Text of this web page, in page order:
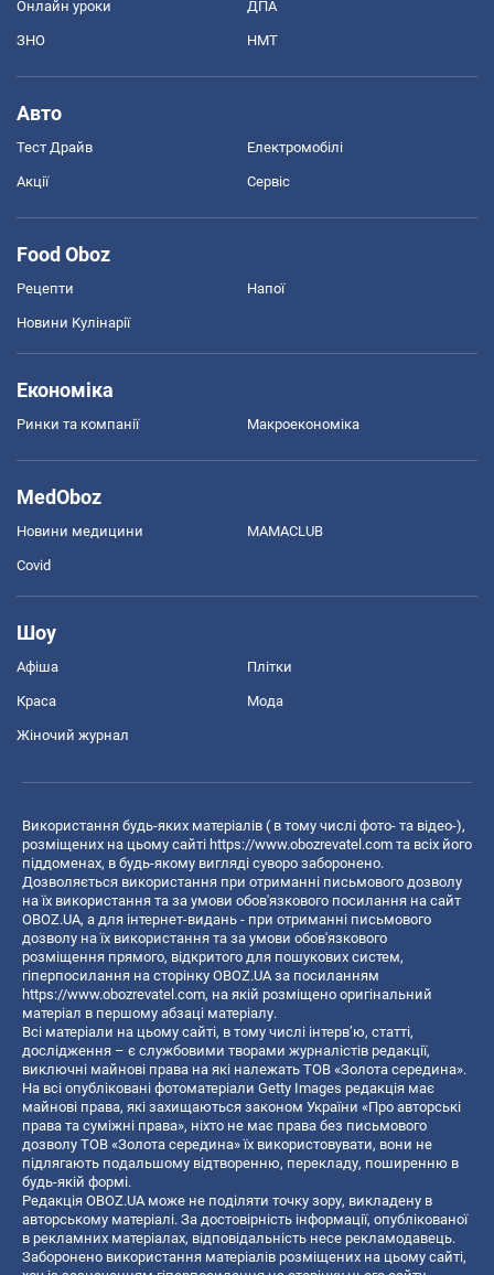
Онлайн уроки ДПА
ЗНО НМТ
Авто
Тест Драйв Електромобілі
Акції Сервіс
Food Oboz
Рецепти Напої
Новини Кулінарії
Економіка
Ринки та компанії Макроекономіка
MedOboz
Новини медицини MAMACLUB
Covid
Шоу
Афіша Плітки
Краса Мода
Жіночий журнал
Використання будь-яких матеріалів ( в тому числі фото- та відео-),
розміщених на цьому сайті https://www.obozrevatel.com та всіх його
піддоменах, в будь-якому вигляді суворо заборонено.
Дозволяється використання при отриманні письмового дозволу
на їх використання та за умови обов'язкового посилання на сайт
OBOZ.UA, а для інтернет-видань - при отриманні письмового
дозволу на їх використання та за умови обов'язкового
розміщення прямого, відкритого для пошукових систем,
гіперпосилання на сторінку OBOZ.UA за посиланням
https://www.obozrevatel.com, на якій розміщено оригінальний
матеріал в першому абзаці матеріалу.
Всі матеріали на цьому сайті, в тому числі інтерв’ю, статті,
дослідження – є службовими творами журналістів редакції,
виключні майнові права на які належать ТОВ «Золота середина».
На всі опубліковані фотоматеріали Getty Images редакція має
майнові права, які захищаються законом України «Про авторські
права та суміжні права», ніхто не має права без письмового
дозволу ТОВ «Золота середина» їх використовувати, вони не
підлягають подальшому відтворенню, перекладу, поширенню в
будь-якій формі.
Редакція OBOZ.UA може не поділяти точку зору, викладену в
авторському матеріалі. За достовірність інформації, опублікованої
в рекламних матеріалах, відповідальність несе рекламодавець.
Заборонено використання матеріалів розміщених на цьому сайті,